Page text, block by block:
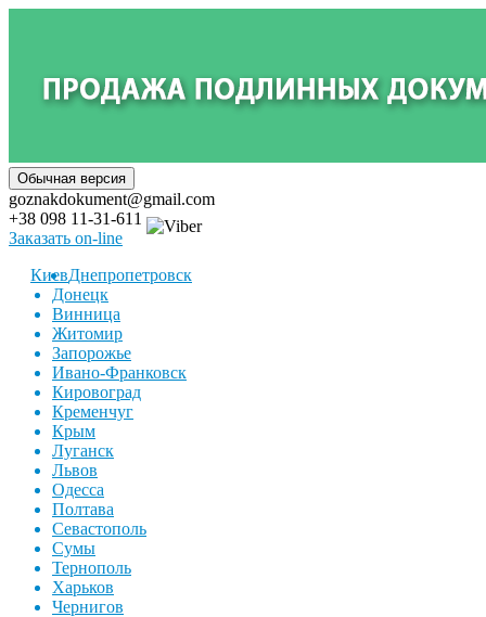
goznakdokument@gmail.com
+38 098 11-31-611
Заказать on-line
КиевДнепропетровск
Донецк
Винница
Житомир
Запорожье
Ивано-Франковск
Кировоград
Кременчуг
Крым
Луганск
Львов
Одесса
Полтава
Севастополь
Сумы
Тернополь
Харьков
Чернигов